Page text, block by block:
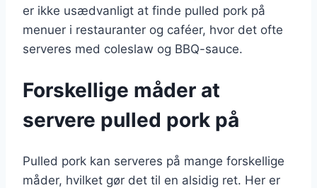
er ikke usædvanligt at finde pulled pork på
menuer i restauranter og caféer, hvor det ofte
serveres med coleslaw og BBQ-sauce.
Forskellige måder at
servere pulled pork på
Pulled pork kan serveres på mange forskellige
måder, hvilket gør det til en alsidig ret. Her er